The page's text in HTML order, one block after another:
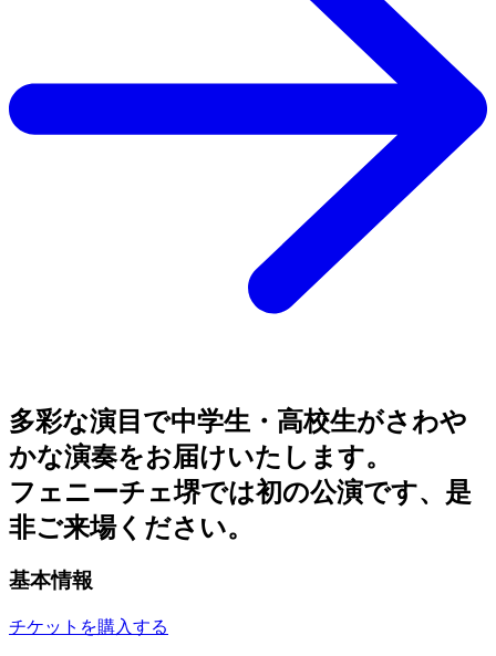
多彩な演目で中学生・高校生がさわや
かな演奏をお届けいたします。
フェニーチェ堺では初の公演です、是
非ご来場ください。
基本情報
チケットを購入する